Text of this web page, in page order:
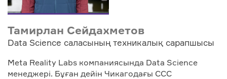
Тамирлан Сейдахметов
Data Science саласының техникалық сарапшысы
Meta Reality Labs компаниясында Data Science
менеджері. Бұған дейін Чикагодағы CCC